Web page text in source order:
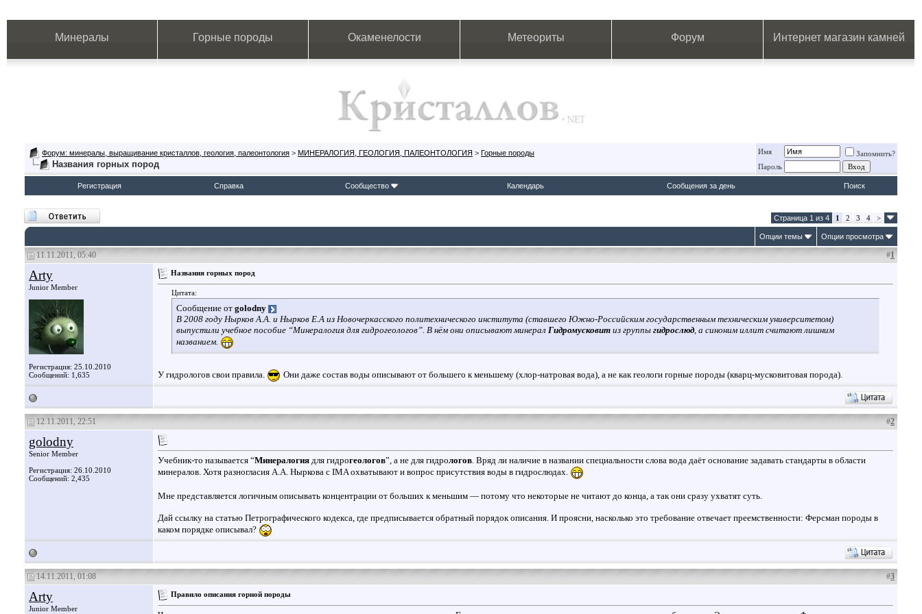
Минералы Горные породы Окаменелости Метеориты Форум Интернет магазин камней
Форум: минералы, выращивание кристаллов, геология, палеонтология > МИНЕРАЛОГИЯ, ГЕОЛОГИЯ, ПАЛЕОНТОЛОГИЯ > Горные породы
Названия горных пород
Имя
Запомнить?
Пароль
Регистрация Справка Сообщество Календарь Сообщения за день Поиск
Страница 1 из 4 1 2 3 4 >
Опции темы Опции просмотра
11.11.2011, 05:40 #1
Arty
Junior Member
Регистрация: 25.10.2010
Сообщений: 1,635
Названия горных пород
Цитата:
Сообщение от golodny
В 2008 году Нырков А.А. и Нырков E.A из Новочеркасского политехнического института (ставшего Южно-Российским государственным техническим университетом)
выпустили учебное пособие “Минералогия для гидрогеологов”. В нём они описывают минерал Гидромусковит из группы гидрослюд, а синоним иллит считают лишним
названием.
У гидрологов свои правила. Они даже состав воды описывают от большего к меньшему (хлор-натровая вода), а не как геологи горные породы (кварц-мусковитовая порода).
12.11.2011, 22:51 #2
golodny
Senior Member
Регистрация: 26.10.2010
Сообщений: 2,435
Учебник-то называется “Минералогия для гидрогеологов”, а не для гидрологов. Вряд ли наличие в названии специальности слова вода даёт основание задавать стандарты в области
минералов. Хотя разногласия А.А. Ныркова с IMA охватывают и вопрос присутствия воды в гидрослюдах.
Мне представляется логичным описывать концентрации от больших к меньшим — потому что некоторые не читают до конца, а так они сразу ухватят суть.
Дай ссылку на статью Петрографического кодекса, где предписывается обратный порядок описания. И проясни, насколько это требование отвечает преемственности: Ферсман породы в
каком порядке описывал?
14.11.2011, 01:08 #3
Arty
Junior Member
Правило описания горной породы